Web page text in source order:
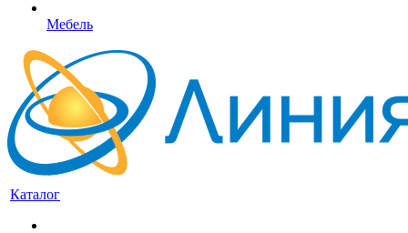
Мебель
Каталог